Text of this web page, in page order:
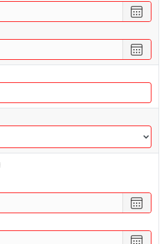
een
vanaf
een
tot
met
een
vanaf